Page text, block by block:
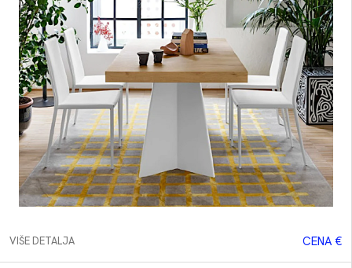
VIŠE DETALJA CENA €